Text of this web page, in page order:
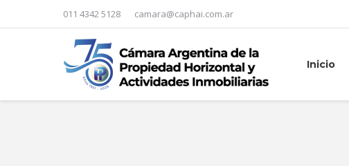
011 4342 5128 camara@caphai.com.ar
Inicio